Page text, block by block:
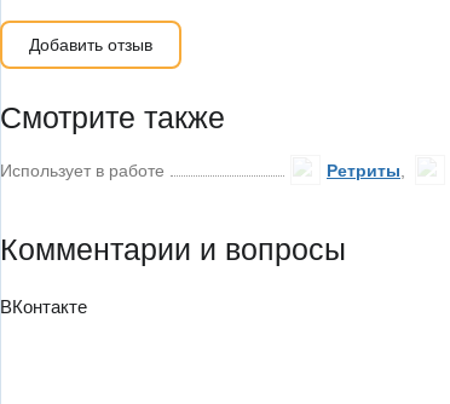
Добавить отзыв
Смотрите также
Использует в работе Ретриты
Комментарии и вопросы
ВКонтакте